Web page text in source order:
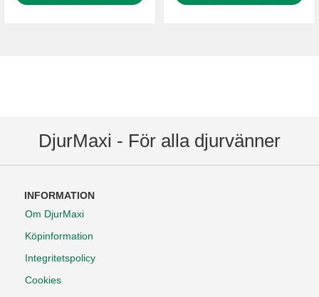
DjurMaxi - För alla djurvänner
INFORMATION
Om DjurMaxi
Köpinformation
Integritetspolicy
Cookies